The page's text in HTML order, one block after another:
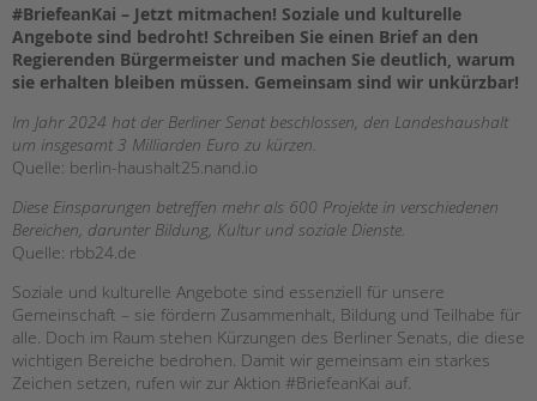
Zertfikatskurse
Seminarkalender
STADTTEILARBEIT
PROFIL | LEITBILD
Bereiche im Überblick
Unsere Videos
Gesellschafter VdK
schoolcoach BTL
tandem international
#BriefeanKai – Jetzt mitmachen! Soziale und kulturelle
Angebote sind bedroht! Schreiben Sie einen Brief an den
Regierenden Bürgermeister und machen Sie deutlich, warum
sie erhalten bleiben müssen. Gemeinsam sind wir unkürzbar!
Im Jahr 2024 hat der Berliner Senat beschlossen, den Landeshaushalt
um insgesamt 3 Milliarden Euro zu kürzen.
Quelle: berlin-haushalt25.nand.io
Diese Einsparungen betreffen mehr als 600 Projekte in verschiedenen
Bereichen, darunter Bildung, Kultur und soziale Dienste.
Quelle: rbb24.de
Soziale und kulturelle Angebote sind essenziell für unsere
Gemeinschaft – sie fördern Zusammenhalt, Bildung und Teilhabe für
alle. Doch im Raum stehen Kürzungen des Berliner Senats, die diese
wichtigen Bereiche bedrohen. Damit wir gemeinsam ein starkes
Zeichen setzen, rufen wir zur Aktion #BriefeanKai auf.